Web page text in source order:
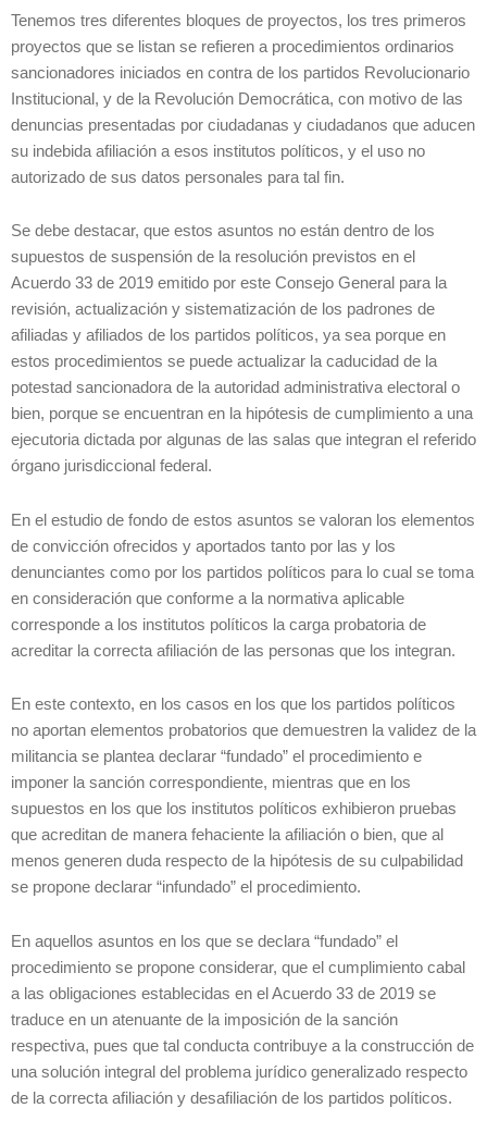
Tenemos tres diferentes bloques de proyectos, los tres primeros
proyectos que se listan se refieren a procedimientos ordinarios
sancionadores iniciados en contra de los partidos Revolucionario
Institucional, y de la Revolución Democrática, con motivo de las
denuncias presentadas por ciudadanas y ciudadanos que aducen
su indebida afiliación a esos institutos políticos, y el uso no
autorizado de sus datos personales para tal fin.
Se debe destacar, que estos asuntos no están dentro de los
supuestos de suspensión de la resolución previstos en el
Acuerdo 33 de 2019 emitido por este Consejo General para la
revisión, actualización y sistematización de los padrones de
afiliadas y afiliados de los partidos políticos, ya sea porque en
estos procedimientos se puede actualizar la caducidad de la
potestad sancionadora de la autoridad administrativa electoral o
bien, porque se encuentran en la hipótesis de cumplimiento a una
ejecutoria dictada por algunas de las salas que integran el referido
órgano jurisdiccional federal.
En el estudio de fondo de estos asuntos se valoran los elementos
de convicción ofrecidos y aportados tanto por las y los
denunciantes como por los partidos políticos para lo cual se toma
en consideración que conforme a la normativa aplicable
corresponde a los institutos políticos la carga probatoria de
acreditar la correcta afiliación de las personas que los integran.
En este contexto, en los casos en los que los partidos políticos
no aportan elementos probatorios que demuestren la validez de la
militancia se plantea declarar “fundado” el procedimiento e
imponer la sanción correspondiente, mientras que en los
supuestos en los que los institutos políticos exhibieron pruebas
que acreditan de manera fehaciente la afiliación o bien, que al
menos generen duda respecto de la hipótesis de su culpabilidad
se propone declarar “infundado” el procedimiento.
En aquellos asuntos en los que se declara “fundado” el
procedimiento se propone considerar, que el cumplimiento cabal
a las obligaciones establecidas en el Acuerdo 33 de 2019 se
traduce en un atenuante de la imposición de la sanción
respectiva, pues que tal conducta contribuye a la construcción de
una solución integral del problema jurídico generalizado respecto
de la correcta afiliación y desafiliación de los partidos políticos.